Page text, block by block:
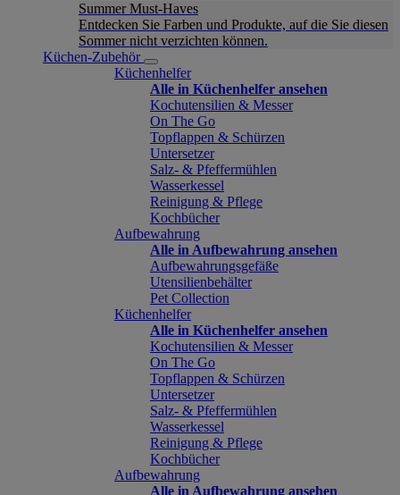
Summer Must-Haves
Entdecken Sie Farben und Produkte, auf die Sie diesen
Sommer nicht verzichten können.
Küchen-Zubehör
Küchenhelfer
Alle in Küchenhelfer ansehen
Kochutensilien & Messer
On The Go
Topflappen & Schürzen
Untersetzer
Salz- & Pfeffermühlen
Wasserkessel
Reinigung & Pflege
Kochbücher
Aufbewahrung
Alle in Aufbewahrung ansehen
Aufbewahrungsgefäße
Utensilienbehälter
Pet Collection
Küchenhelfer
Alle in Küchenhelfer ansehen
Kochutensilien & Messer
On The Go
Topflappen & Schürzen
Untersetzer
Salz- & Pfeffermühlen
Wasserkessel
Reinigung & Pflege
Kochbücher
Aufbewahrung
Alle in Aufbewahrung ansehen